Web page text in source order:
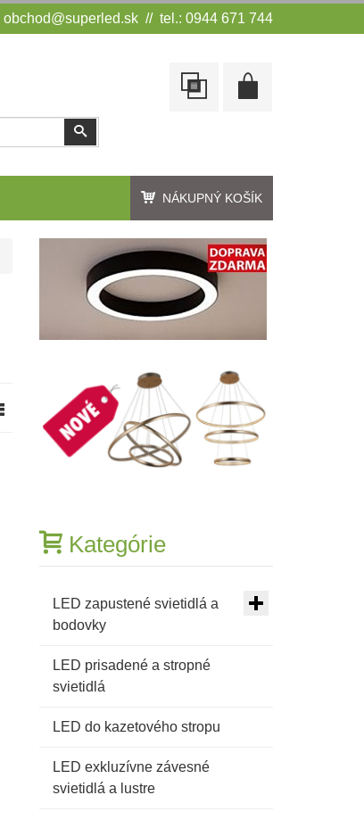
obchod@superled.sk // tel.: 0944 671 744
NÁKUPNÝ KOŠÍK
Kategórie
LED zapustené svietidlá a
bodovky
LED prisadené a stropné
svietidlá
LED do kazetového stropu
LED exkluzívne závesné
svietidlá a lustre